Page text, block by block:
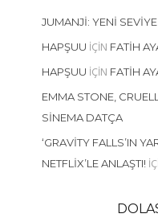
JUMANJI: YENI SEVIYE
HAPŞUU IÇIN FATIH
HAPŞUU IÇIN FATIH
EMMA STONE,
SINEMA DATÇA
‘GRAVITY FALLS’IN
NETFLIX’LE ANLAŞTI!